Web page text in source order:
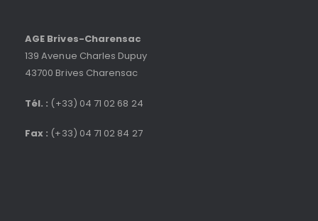
AGE Brives-Charensac
139 Avenue Charles Dupuy
43700 Brives Charensac
Tél. : (+33) 04 71 02 68 24
Fax : (+33) 04 71 02 84 27